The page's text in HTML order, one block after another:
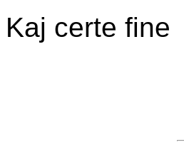
Kaj certe fine